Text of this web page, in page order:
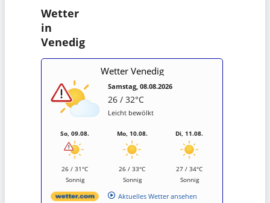
Wetter
in
Venedig
Wetter Venedig
Samstag, 08.08.2026
26 / 32°C
Leicht bewölkt
So, 09.08.
26 / 31°C
Sonnig
Mo, 10.08.
26 / 33°C
Sonnig
Di, 11.08.
27 / 34°C
Sonnig
Aktuelles Wetter ansehen